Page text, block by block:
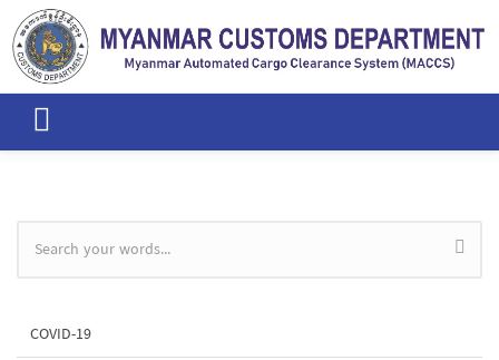
Skip to main content
Search form
COVID-19